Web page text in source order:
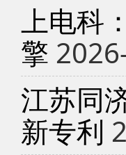
上电科
擎
江苏同
新专利